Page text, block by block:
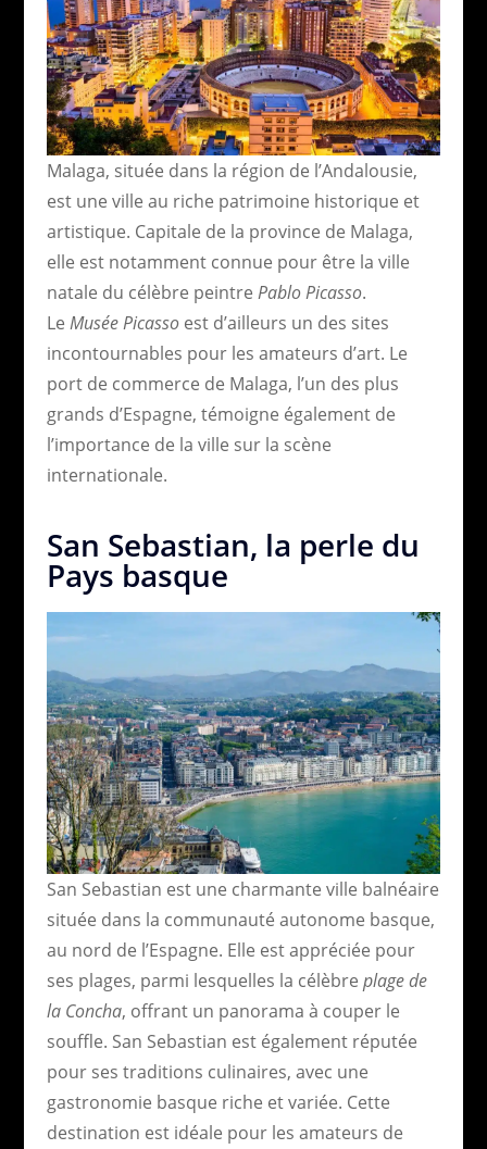
Malaga, située dans la région de l’Andalousie,
est une ville au riche patrimoine historique et
artistique. Capitale de la province de Malaga,
elle est notamment connue pour être la ville
natale du célèbre peintre Pablo Picasso.
Le Musée Picassoest d’ailleurs un des sites
incontournables pour les amateurs d’art. Le
port de commerce de Malaga, l’un des plus
grands d’Espagne, témoigne également de
l’importance de la ville sur la scène
internationale.
San Sebastian, la perle du
Pays basque
San Sebastian est une charmante ville balnéaire
située dans la communauté autonome basque,
au nord de l’Espagne. Elle est appréciée pour
ses plages, parmi lesquelles la célèbre plage de
la Concha, offrant un panorama à couper le
souffle. San Sebastian est également réputée
pour ses traditions culinaires, avec une
gastronomie basque riche et variée. Cette
destination est idéale pour les amateurs de